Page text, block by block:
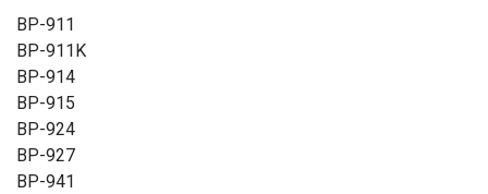
BP-911
BP-911K
BP-914
BP-915
BP-924
BP-927
BP-941